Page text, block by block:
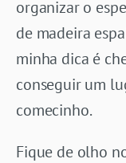
organizar o
de madeira
minha dica é
conseguir um
comecinho.
Fique de olho